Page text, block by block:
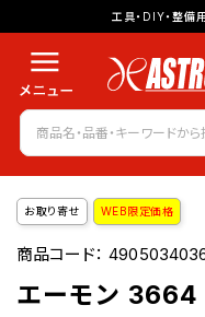
工具・DIY・整備
お取り寄せ WEB限定価格
商品コード：
エーモン 3664